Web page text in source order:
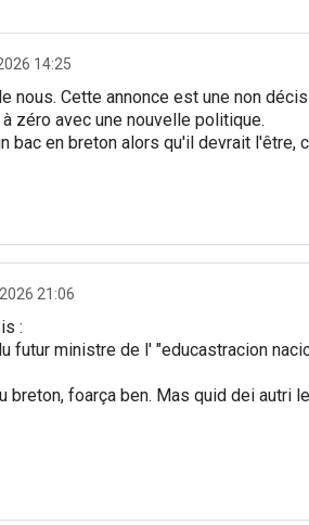
14:25
nous. Cette annonce est une non
zéro avec une nouvelle politique.
bac en breton alors qu'il devrait l'être,
21:06
:
futur ministre de l' "educastracion
breton, foarça ben. Mas quid dei autri